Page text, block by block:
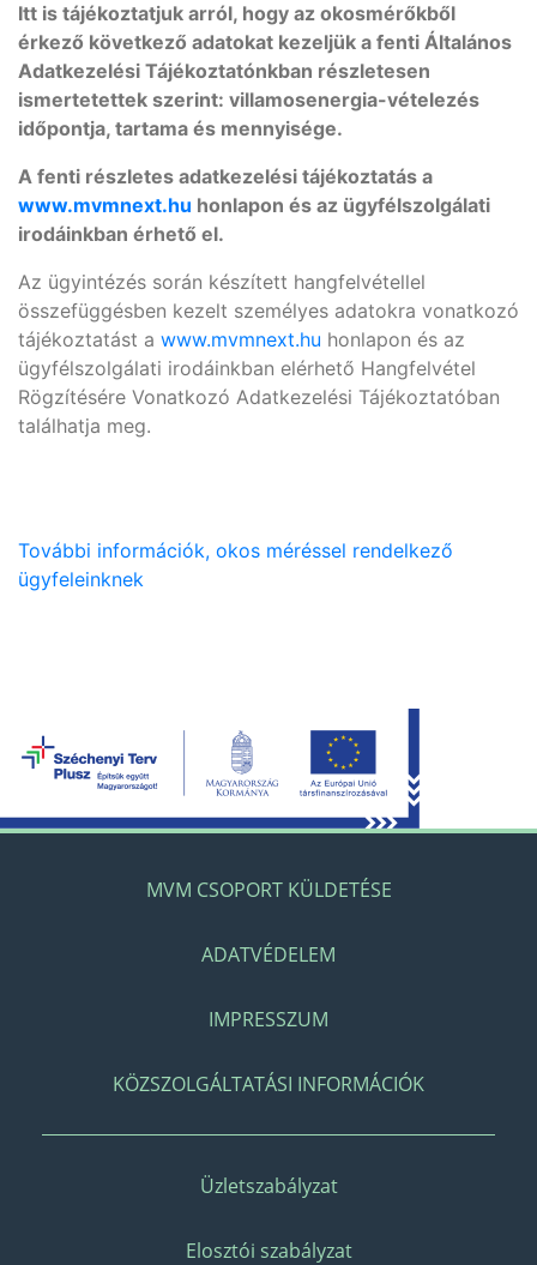
Itt is tájékoztatjuk arról, hogy az okosmérőkből
érkező következő adatokat kezeljük a fenti Általános
Adatkezelési Tájékoztatónkban részletesen
ismertetettek szerint: villamosenergia-vételezés
időpontja, tartama és mennyisége.
A fenti részletes adatkezelési tájékoztatás a
www.mvmnext.hu honlapon és az ügyfélszolgálati
irodáinkban érhető el.
Az ügyintézés során készített hangfelvétellel
összefüggésben kezelt személyes adatokra vonatkozó
tájékoztatást a www.mvmnext.hu honlapon és az
ügyfélszolgálati irodáinkban elérhető Hangfelvétel
Rögzítésére Vonatkozó Adatkezelési Tájékoztatóban
találhatja meg.
További információk, okos méréssel rendelkező
ügyfeleinknek
MVM CSOPORT KÜLDETÉSE
ADATVÉDELEM
IMPRESSZUM
KÖZSZOLGÁLTATÁSI INFORMÁCIÓK
Üzletszabályzat
Elosztói szabályzat